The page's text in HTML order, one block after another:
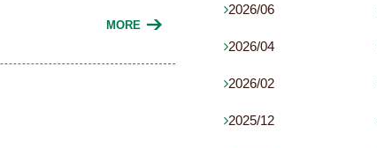
MORE
2026/06
2026/04
2026/02
2025/12